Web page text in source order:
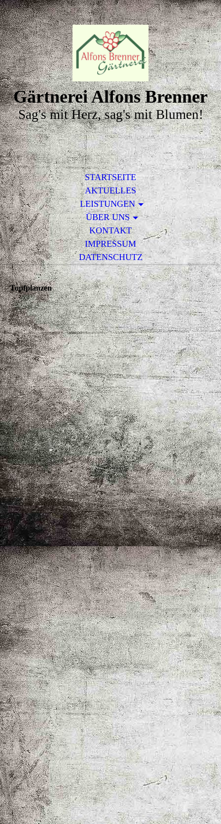
Gärtnerei Alfons Brenner
Sag's mit Herz, sag's mit Blumen!
STARTSEITE
AKTUELLES
LEISTUNGEN
ÜBER UNS
KONTAKT
IMPRESSUM
DATENSCHUTZ
Topfplanzen